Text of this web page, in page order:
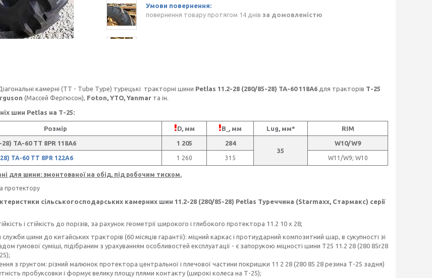
повернення товару протягом 14 днів за домовленістю
камерні (TT - Tube Type) турецькі тракторні шини Petlas 11.2-28 (280/85-28) TA-60 118А6 для тракторів Т-25
(Массей Фергюсон), Foton, YTO, Yanmar та ін.
шин Petlas на Т-25:
Розмір D, мм B˽, мм Lug, мм* RIM
TA-60 TT 8PR 118A6 1 205
284
35
W10/W9
TA-60 TT 8PR 122A6 1 260 315 W11/W9; W10
для шини: змонтованої на обід, під робочим тиском.
протектору
сільськогосподарських камерних шин 11.2-28 (280/85-28) Petlas Туреччина (Starmaxx, Стармакс) серії
і стійкість до порізів, за рахунок геометрії широкого і глибокого протектора 11.2 10 x 28;
шини до китайських тракторів (60 місяців гарантії): міцний каркас і протиударний композитний шар, в сукупності зі
гумової суміші, підібраним з урахуванням особливостей експлуатації - є запорукою міцності шини Т25 11.2 28 (280 85r28
з грунтом: різний малюнок протектора центральної і плечової частини покришки 11 2 28 (280 85 28 резина Т-25 задня)
пробуксовки і формує велику площу плями контакту (широкі колеса на Т-25);